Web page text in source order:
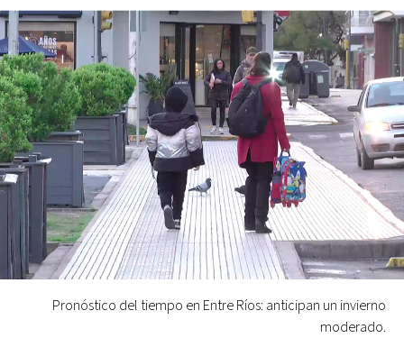
Pronóstico del tiempo en Entre Ríos: anticipan un invierno
moderado.